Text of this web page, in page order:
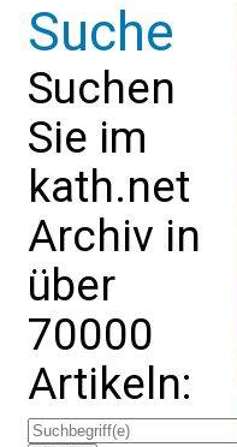
Suche
Suchen
Sie im
kath.net
Archiv in
über
70000
Artikeln: